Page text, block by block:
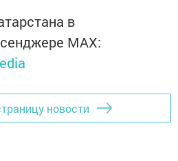
в
MАХ:
новости